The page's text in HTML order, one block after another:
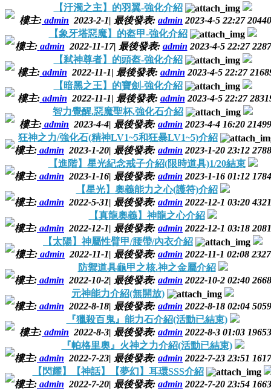
【汙濁之主】的羽翼-強化介紹
樓主: admin 2023-2-1| 最後發表: admin 2023-4-5 22:27 20440
【象牙塔惡魔】的盔甲-強化介紹
樓主: admin 2022-11-17| 最後發表: admin 2023-4-5 22:27
【弒神尊者】的頭盔-強化介紹
樓主: admin 2022-11-1| 最後發表: admin 2023-4-5 22:27
【暗黑之王】的寶劍-強化介紹
樓主: admin 2022-11-1| 最後發表: admin 2023-4-5 22:27
智力覺醒.惡魔聖杯.強化石介紹
樓主: admin 2023-4-4| 最後發表: admin 2023-4-4 16:20 21499
狂神之力/強化石(精神LV1~5和狂暴LV1~5)介紹
樓主: admin 2023-1-20| 最後發表: admin 2023-1-20 23:12
【進階】星光紀念戒子介紹(限時道具)1/20結束
樓主: admin 2023-1-16| 最後發表: admin 2023-1-16 01:12
【星光】奧義能力之心(護符)介紹
樓主: admin 2022-5-31| 最後發表: admin 2022-12-1 03:20
【真龍奧義】神龍之心介紹
樓主: admin 2022-12-1| 最後發表: admin 2022-12-1 03:18
【太陽】神屬性臂甲/腰帶/內衣介紹
樓主: admin 2022-11-1| 最後發表: admin 2022-11-1 02:08
防禦道具龜甲之核.神之金屬介紹
樓主: admin 2022-10-2| 最後發表: admin 2022-10-2 02:40
元神能力介紹(無開放)
樓主: admin 2022-8-18| 最後發表: admin 2022-8-18 02:04
『獵殺百鬼』能力石介紹(活動已結束)
樓主: admin 2022-8-3| 最後發表: admin 2022-8-3 01:03 19653
『帕格里奧』火神之力介紹(活動已結束)
樓主: admin 2022-7-23| 最後發表: admin 2022-7-23 23:51
【閃耀】【神話】【夢幻】耳環SSS介紹
樓主: admin 2022-7-20| 最後發表: admin 2022-7-20 23:54